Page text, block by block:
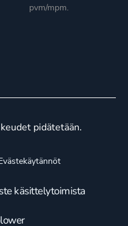
pvm/mpm.
pidätetään.
käsittelytoimista